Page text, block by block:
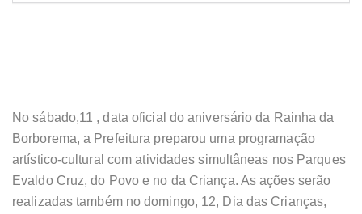
No sábado,11 , data oficial do aniversário da Rainha da
Borborema, a Prefeitura preparou uma programação
artístico-cultural com atividades simultâneas nos Parques
Evaldo Cruz, do Povo e no da Criança. As ações serão
realizadas também no domingo, 12, Dia das Crianças,